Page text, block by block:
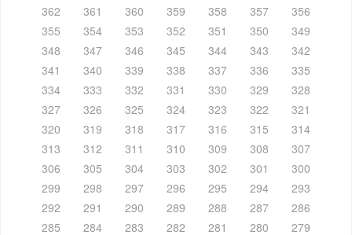
362
361 360 359 358 357
356
355
354 353 352 351 350
349
348
347 346 345 344 343
342
341
340 339 338 337 336
335
334
333 332 331 330 329
328
327
326 325 324 323 322
321
320
319 318 317 316 315
314
313
312 311 310 309 308
307
306
305 304 303 302 301
300
299
298 297 296 295 294
293
292
291 290 289 288 287
286
285
284 283 282 281 280
279